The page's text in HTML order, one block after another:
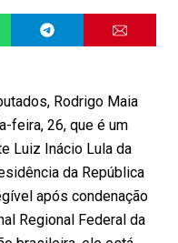
Rodrigo Maia
feira, 26, que é um
Luiz Inácio Lula da
da República
após condenação
Regional Federal da